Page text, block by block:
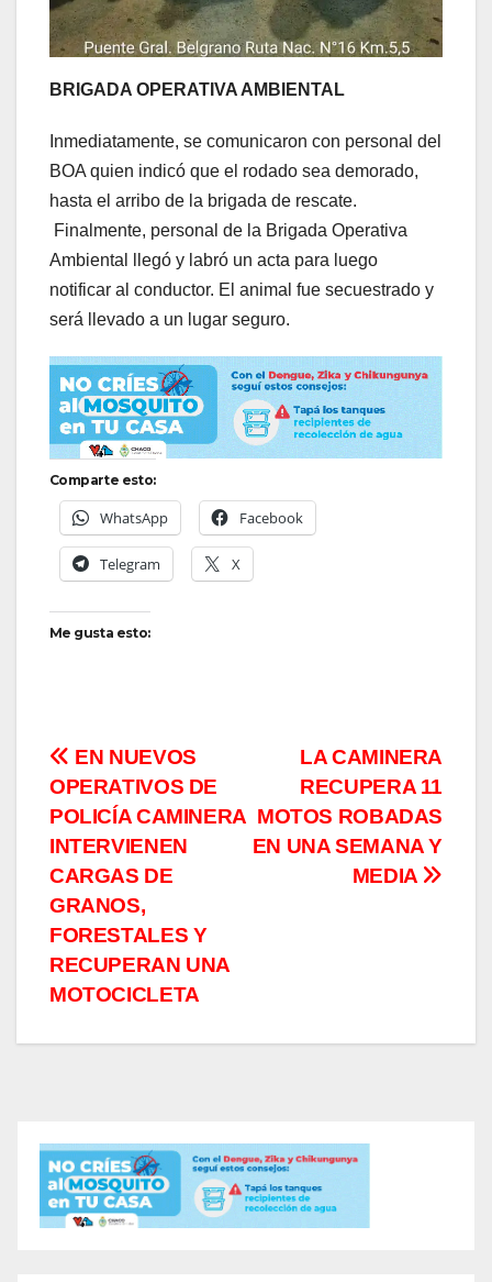
BRIGADA OPERATIVA AMBIENTAL
Inmediatamente, se comunicaron con personal del
BOA quien indicó que el rodado sea demorado,
hasta el arribo de la brigada de rescate.
Finalmente, personal de la Brigada Operativa
Ambiental llegó y labró un acta para luego
notificar al conductor. El animal fue secuestrado y
será llevado a un lugar seguro.
Comparte esto:
WhatsApp Facebook
Telegram X
Me gusta esto:
Navegación
de
entradas
LA CAMINERA
RECUPERA 11
MOTOS ROBADAS
EN UNA SEMANA Y
MEDIA
EN NUEVOS
OPERATIVOS DE
POLICÍA CAMINERA
INTERVIENEN
CARGAS DE
GRANOS,
FORESTALES Y
RECUPERAN UNA
MOTOCICLETA